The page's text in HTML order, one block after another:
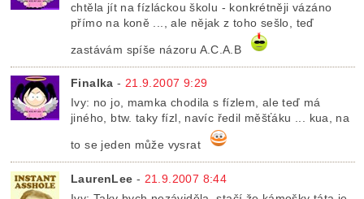
chtěla jít na fízláckou školu - konkrétněji vázáno
přímo na koně ..., ale nějak z toho sešlo, teď
zastávám spíše názoru A.C.A.B
Finalka - 21.9.2007 9:29
Ivy: no jo, mamka chodila s fízlem, ale teď má
jiného, btw. taky fízl, navíc ředil měšťáku ... kua, na
to se jeden může vysrat
LaurenLee - 21.9.2007 8:44